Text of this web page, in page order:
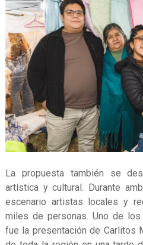
La propuesta también se
artística y cultural. Durante
escenario artistas locales y
miles de personas. Uno de
fue la presentación de Carlitos